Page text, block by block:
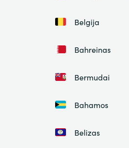
Belgija
Bahreinas
Bermudai
Bahamos
Belizas